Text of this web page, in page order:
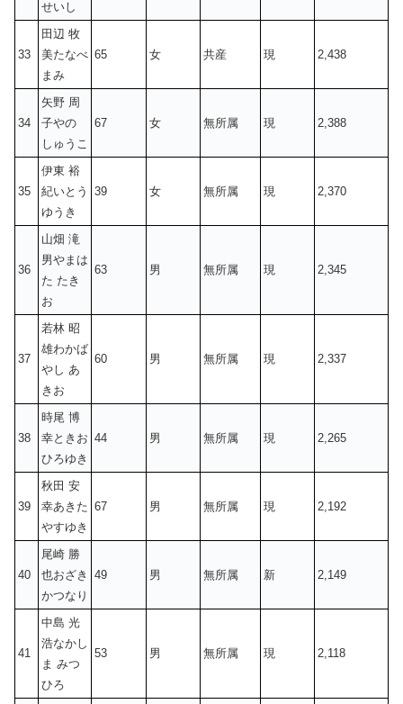
せいし
33
田辺 牧
美たなべ
まみ
65 女 共産 現 2,438
34
矢野 周
子やの
しゅうこ
67 女 無所属 現 2,388
35
伊東 裕
紀いとう
ゆうき
39 女 無所属 現 2,370
36
山畑 滝
男やまは
た たき
お
63 男 無所属 現 2,345
37
若林 昭
雄わかば
やし あ
きお
60 男 無所属 現 2,337
38
時尾 博
幸ときお
ひろゆき
44 男 無所属 現 2,265
39
秋田 安
幸あきた
やすゆき
67 男 無所属 現 2,192
40
尾崎 勝
也おざき
かつなり
49 男 無所属 新 2,149
41
中島 光
浩なかし
ま みつ
ひろ
53 男 無所属 現 2,118